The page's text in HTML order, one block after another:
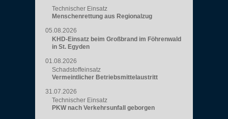
Technischer Einsatz
Menschenrettung aus Regionalzug
05.08.2026
KHD-Einsatz beim Großbrand im Föhrenwald
in St. Egyden
01.08.2026
Schadstoffeinsatz
Vermeintlicher Betriebsmittelaustritt
31.07.2026
Technischer Einsatz
PKW nach Verkehrsunfall geborgen